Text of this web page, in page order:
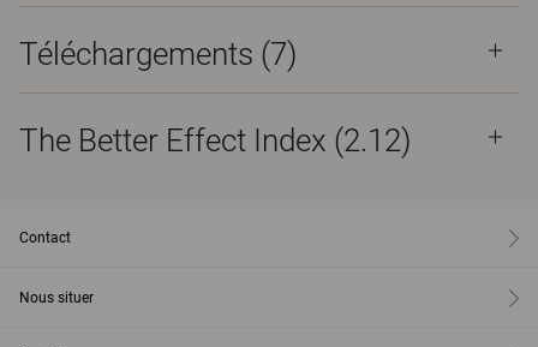
Téléchargements (7)
The Better Effect Index (2.12)
Contact
Nous situer